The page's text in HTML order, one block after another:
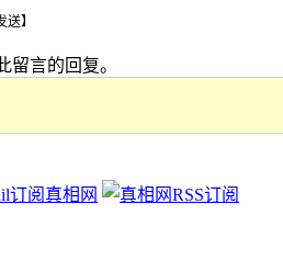
送】
留言的回复。